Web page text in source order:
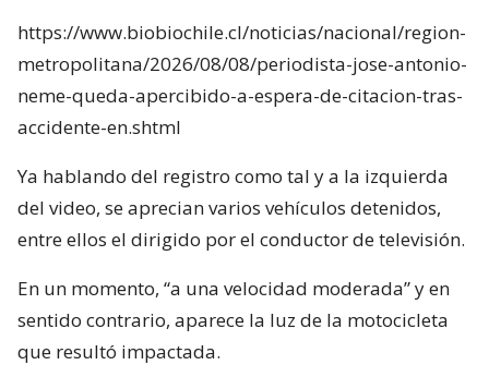
https://www.biobiochile.cl/noticias/nacional/region-
metropolitana/2026/08/08/periodista-jose-antonio-
neme-queda-apercibido-a-espera-de-citacion-tras-
accidente-en.shtml
Ya hablando del registro como tal y a la izquierda
del video, se aprecian varios vehículos detenidos,
entre ellos el dirigido por el conductor de televisión.
En un momento, “a una velocidad moderada” y en
sentido contrario, aparece la luz de la motocicleta
que resultó impactada.